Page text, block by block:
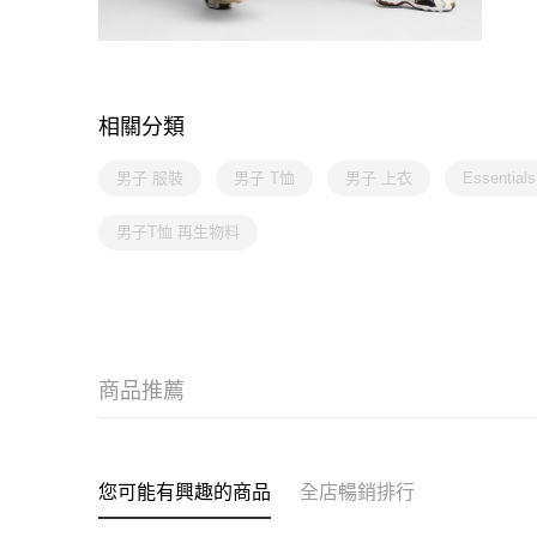
相關分類
男子 服裝 男子 T恤 男子 上衣
男子T恤 再生物料
商品推薦
您可能有興趣的商品 全店暢銷排行